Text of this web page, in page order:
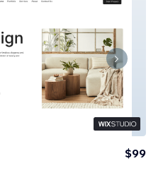
$99